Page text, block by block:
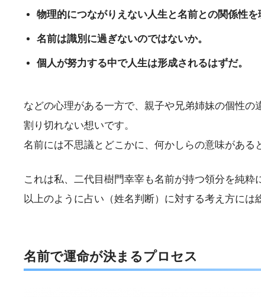
物理的につながりえない人生と名前との関係性を
名前は識別に過ぎないのではないか。
個人が努力する中で人生は形成されるはずだ。
などの心理がある一方で、親子や兄弟姉妹の個性
割り切れない想いです。
名前には不思議とどこかに、何かしらの意味がある
これは私、二代目樹門幸宰も名前が持つ領分を純
以上のように占い（姓名判断）に対する考え方には
名前で運命が決まるプロセス